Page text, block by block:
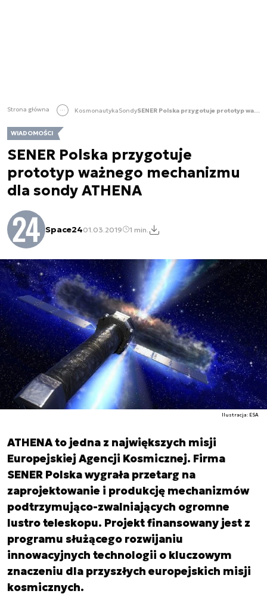
Strona główna KosmonautykaSondy SENER Polska przygotuje prototyp ważnego mechanizmu dla sondy ATHENA
WIADOMOŚCI
SENER Polska przygotuje
prototyp ważnego mechanizmu
dla sondy ATHENA
Space2401.03.2019 1 min.
Ilustracja: ESA
ATHENA to jedna z największych misji
Europejskiej Agencji Kosmicznej. Firma
SENER Polska wygrała przetarg na
zaprojektowanie i produkcję mechanizmów
podtrzymująco-zwalniających ogromne
lustro teleskopu. Projekt finansowany jest z
programu służącego rozwijaniu
innowacyjnych technologii o kluczowym
znaczeniu dla przyszłych europejskich misji
kosmicznych.